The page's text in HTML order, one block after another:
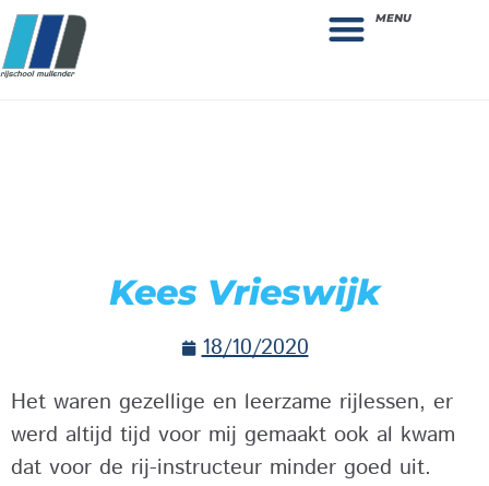
MENU
Kees Vrieswijk
18/10/2020
Het waren gezellige en leerzame rijlessen, er
werd altijd tijd voor mij gemaakt ook al kwam
dat voor de rij-instructeur minder goed uit.